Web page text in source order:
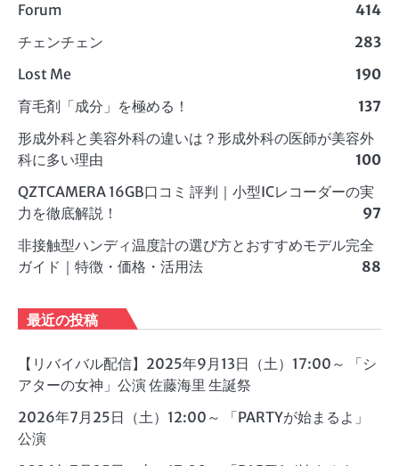
Forum
414
チェンチェン
283
Lost Me
190
育毛剤「成分」を極める！
137
形成外科と美容外科の違いは？形成外科の医師が美容外
科に多い理由
100
QZTCAMERA 16GB口コミ 評判｜小型ICレコーダーの実
力を徹底解説！
97
非接触型ハンディ温度計の選び方とおすすめモデル完全
ガイド｜特徴・価格・活用法
88
最近の投稿
【リバイバル配信】2025年9月13日（土）17:00～ 「シ
アターの女神」公演 佐藤海里 生誕祭
2026年7月25日（土）12:00～ 「PARTYが始まるよ」
公演